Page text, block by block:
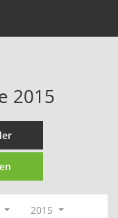
2015
2015